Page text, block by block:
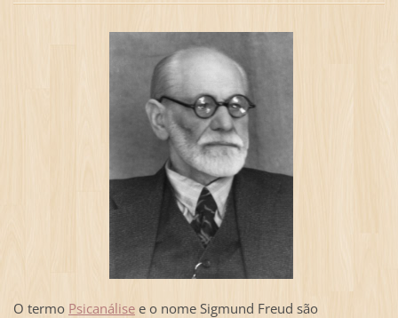
O termo Psicanálisee o nome Sigmund Freud são